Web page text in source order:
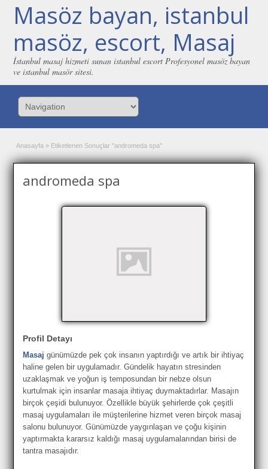
Masöz bayan, istanbul
masöz, escort, Masaj
İstanbul masaj hizmeti sunan istanbul escort Profesyonel masöz bayan
ve istanbul masör sitesi.
Anasayfa » Etiketlenen Sonuçlar "andromeda spa"
andromeda spa
Profil Detayı
Masaj günümüzde pek çok insanın yaptırdığı ve artık bir ihtiyaç
haline gelen bir uygulamadır. Gündelik hayatın stresinden
uzaklaşmak ve yoğun iş temposundan bir nebze olsun
kurtulmak için insanlar masaja ihtiyaç duymaktadırlar. Masajın
birçok çeşidi bulunuyor. Özellikle büyük şehirlerde çok çeşitli
masaj uygulamaları ile müşterilerine hizmet veren birçok masaj
salonu bulunuyor. Günümüzde yaygınlaşan ve çoğu kişinin
yaptırmakta kararsız kaldığı masaj uygulamalarından birisi de
tantra masajıdır.